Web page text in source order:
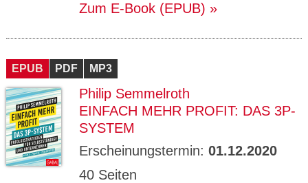
Zum E-Book (EPUB)
EPUB PDF MP3
Philip Semmelroth
EINFACH MEHR PROFIT: DAS 3P-
SYSTEM
Erscheinungstermin: 01.12.2020
40 Seiten